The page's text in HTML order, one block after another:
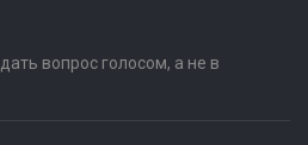
вопрос голосом, а не в